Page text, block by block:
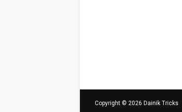
Copyright © 2026 Dainik Tricks